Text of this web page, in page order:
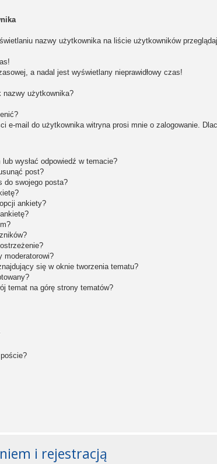
nazwy użytkownika na liście użytkowników
a nadal jest wyświetlany nieprawidłowy czas!
nazwy użytkownika?
e-mail do użytkownika witryna prosi mnie o zalogowanie.
wysłać odpowiedź w temacie?
post?
do swojego posta?
ankiety?
moderatorowi?
się w oknie tworzenia tematu?
temat na górę strony tematów?
i rejestracją